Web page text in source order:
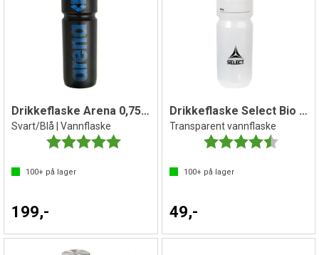
Drikkeflaske Arena 0,75 liter
Svart/Blå | Vannflaske
Karakter:
5.0 av 5 mulige
100+ på lager
199,-
Drikkeflaske Select Bio 0,7 liter
Transparent vannflaske
Karakter:
100+på lager
49,-